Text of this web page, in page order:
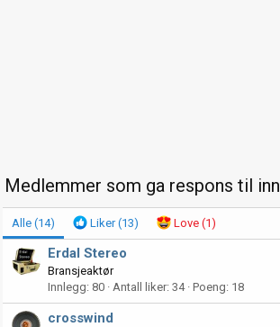
Medlemmer som ga respons til
Alle (14) Liker(13) Love (1)
Erdal Stereo
Bransjeaktør
Innlegg 80 Antall liker 34 Poeng 18
crosswind